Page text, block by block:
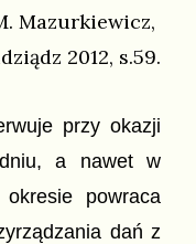
Mazurkiewicz,
2012, s.59.
przy okazji
a nawet w
okresie powraca
dań z